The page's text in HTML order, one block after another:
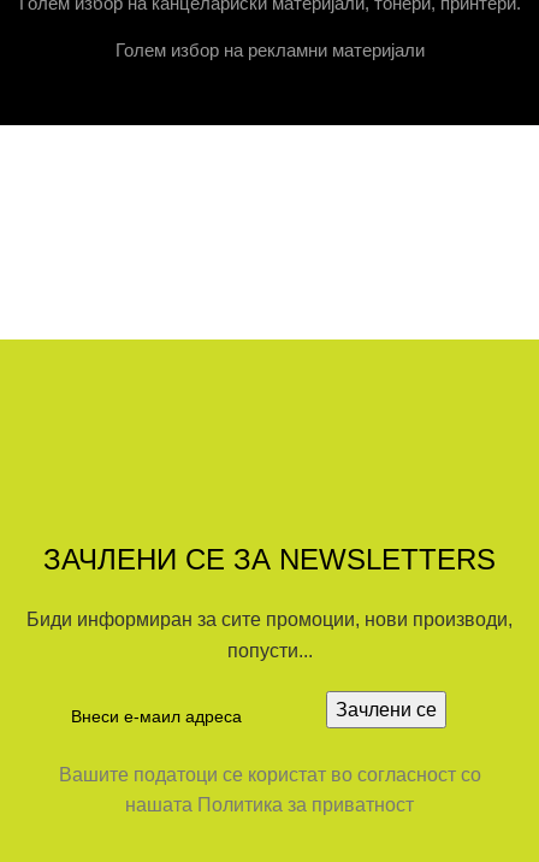
Голем избор на рекламни материјали
ЗАЧЛЕНИ СЕ ЗА NEWSLETTERS
Биди информиран за сите промоции, нови производи,
попусти...
Вашите податоци се користат во согласност со
нашата Политика за приватност